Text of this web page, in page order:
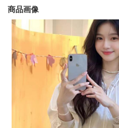
商品画像